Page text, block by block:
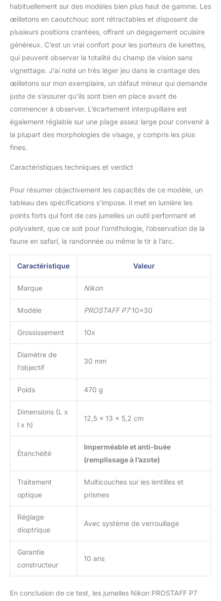
habituellement sur des modèles bien plus haut de gamme. Les
œilletons en caoutchouc sont rétractables et disposent de
plusieurs positions crantées, offrant un dégagement oculaire
généreux. C’est un vrai confort pour les porteurs de lunettes,
qui peuvent observer la totalité du champ de vision sans
vignettage. J’ai noté un très léger jeu dans le crantage des
œilletons sur mon exemplaire, un défaut mineur qui demande
juste de s’assurer qu’ils sont bien en place avant de
commencer à observer. L’écartement interpupillaire est
également réglable sur une plage assez large pour convenir à
la plupart des morphologies de visage, y compris les plus
fines.
Caractéristiques techniques et verdict
Pour résumer objectivement les capacités de ce modèle, un
tableau des spécifications s’impose. Il met en lumière les
points forts qui font de ces jumelles un outil performant et
polyvalent, que ce soit pour l’ornithologie, l’observation de la
faune en safari, la randonnée ou même le tir à l’arc.
Caractéristique Valeur
Marque Nikon
Modèle PROSTAFF P710×30
Grossissement 10x
Diamètre de
l’objectif
30 mm
Poids 470 g
Dimensions (L x
l x h)
12,5 x 13 x 5,2 cm
Étanchéité
Imperméable et anti-buée
(remplissage à l’azote)
Traitement
optique
Multicouches sur les lentilles et
prismes
Réglage
dioptrique
Avec système de verrouillage
Garantie
constructeur
10 ans
En conclusion de ce test, les jumelles Nikon PROSTAFF P7